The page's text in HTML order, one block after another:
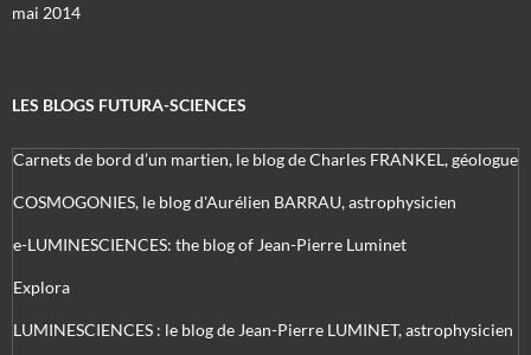
mai 2014
LES BLOGS FUTURA-SCIENCES
Carnets de bord d’un martien, le blog de Charles FRANKEL, géologue
COSMOGONIES, le blog d'Aurélien BARRAU, astrophysicien
e-LUMINESCIENCES: the blog of Jean-Pierre Luminet
Explora
LUMINESCIENCES : le blog de Jean-Pierre LUMINET, astrophysicien